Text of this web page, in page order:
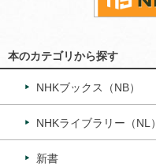
本のカテゴリから探す
NHKブックス（NB）
NHKライブラリー（NL）
新書